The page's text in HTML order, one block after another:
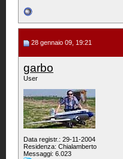
28 gennaio 09, 19:21
garbo
User
Data registr.: 29-11-2004
Residenza: Chialamberto
Messaggi: 6.023